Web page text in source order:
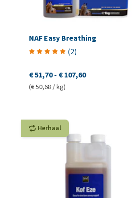
NAF Easy Breathing
(2)
€ 51,70 - € 107,60
(€ 50,68 / kg)
Herhaal